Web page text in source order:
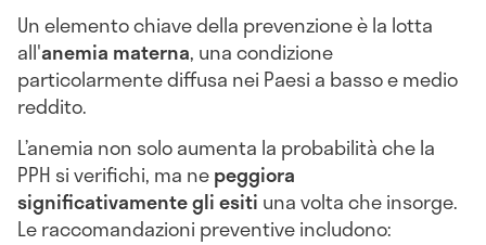
Un elemento chiave della prevenzione è la lotta
all'anemia materna, una condizione
particolarmente diffusa nei Paesi a basso e medio
reddito.
L’anemia non solo aumenta la probabilità che la
PPH si verifichi, ma nepeggiora
significativamente gli esiti una volta che insorge.
Le raccomandazioni preventive includono: